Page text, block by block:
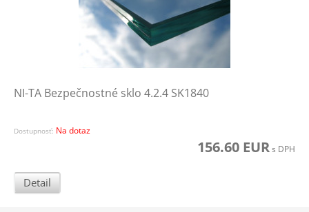
NI-TA Bezpečnostné sklo 4.2.4 SK1840
Dostupnosť: Na dotaz
156.60 EURs DPH
Detail